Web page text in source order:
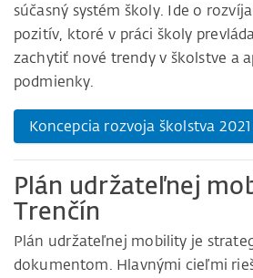
súčasný systém školy. Ide o
pozitív, ktoré v práci školy
zachytiť nové trendy v školstve a
podmienky.
Koncepcia rozvoja školstva
Plán udržateľnej
Trenčín
Plán udržateľnej mobility je
dokumentom. Hlavnými cieľmi